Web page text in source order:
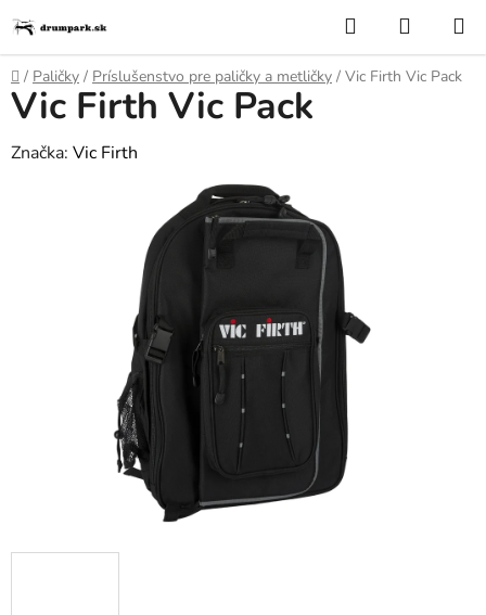
na
obsah
Hľadať
KOŠÍK
Domov
/ Paličky / Príslušenstvo pre paličky a metličky / Vic Firth Vic Pack
Vic Firth Vic Pack
Značka: Vic Firth